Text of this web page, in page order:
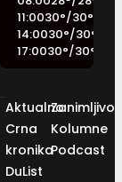
11:0030°/30°
14:0030°/30°
17:0030°/30°
Aktualno
Crna
kronika
DuList
Kolumne
Podcast